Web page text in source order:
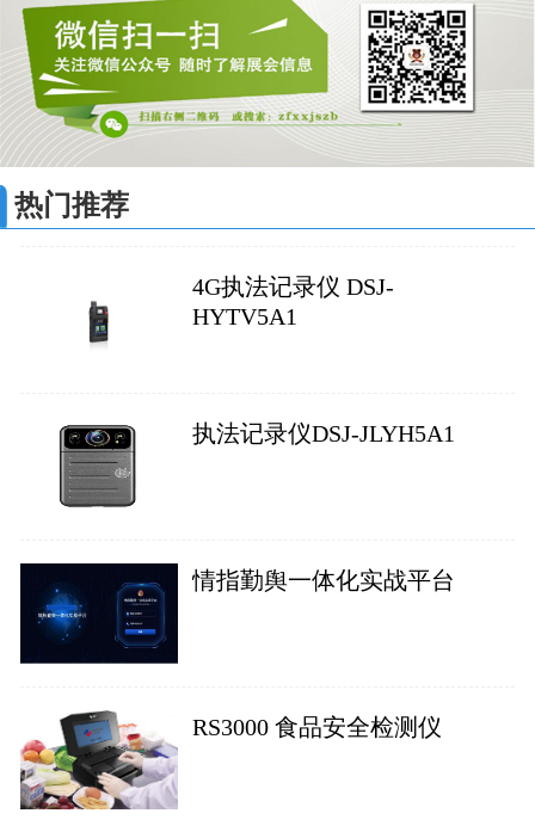
热门推荐
4G执法记录仪 DSJ-
HYTV5A1
执法记录仪DSJ-JLYH5A1
情指勤舆一体化实战平台
RS3000 食品安全检测仪